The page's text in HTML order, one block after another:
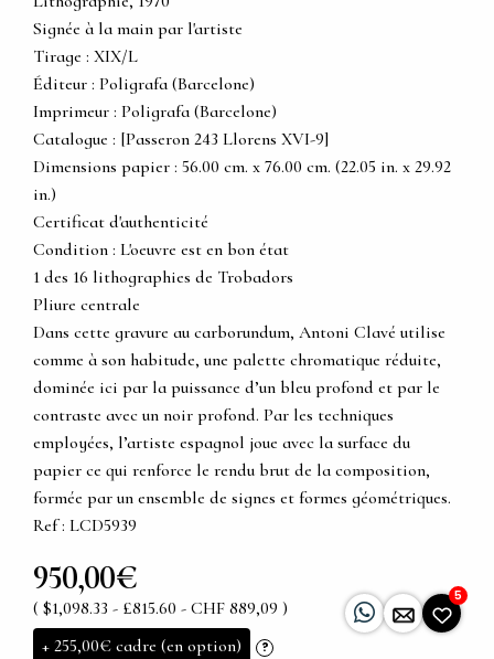
Signée à la main par l'artiste
Tirage : XIX/L
Éditeur : Poligrafa (Barcelone)
Imprimeur : Poligrafa (Barcelone)
Catalogue : [Passeron 243 Llorens XVI-9]
Dimensions papier : 56.00 cm. x 76.00 cm. (22.05 in. x 29.92
in.)
Certificat d'authenticité
Condition : L'oeuvre est en bon état
1 des 16 lithographies de Trobadors
Pliure centrale
Dans cette gravure au carborundum, Antoni Clavé utilise
comme à son habitude, une palette chromatique réduite,
dominée ici par la puissance d’un bleu profond et par le
contraste avec un noir profond. Par les techniques
employées, l’artiste espagnol joue avec la surface du
papier ce qui renforce le rendu brut de la composition,
formée par un ensemble de signes et formes géométriques.
Ref : LCD5939
950,00€
( $1,098.33 - £815.60 - CHF 889,09 )
+ 255,00€ cadre (en option) ?
5